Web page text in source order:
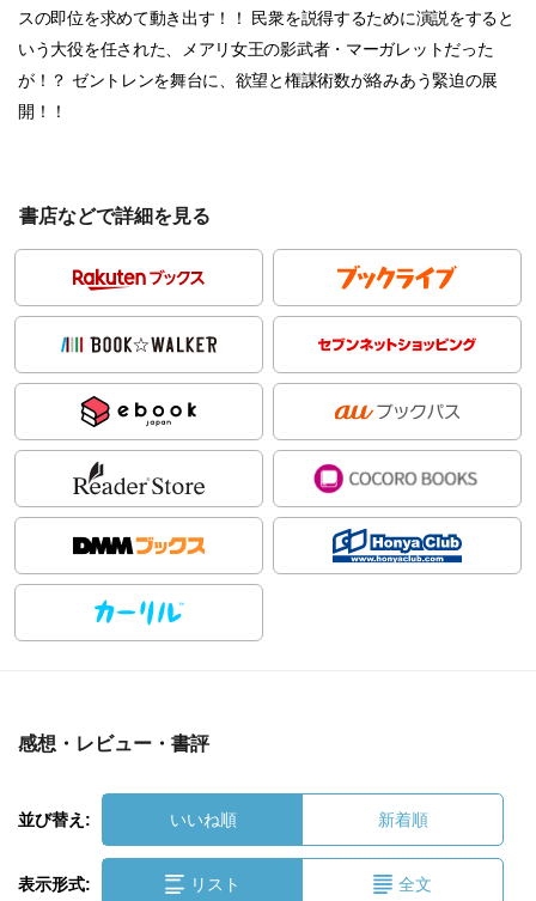
スの即位を求めて動き出す！！ 民衆を説得するために演説をすると
いう大役を任された、メアリ女王の影武者・マーガレットだった
が！？ ゼントレンを舞台に、欲望と権謀術数が絡みあう緊迫の展
開！！
書店などで詳細を見る
感想・レビュー・書評
並び替え: いいね順 新着順
表示形式: リスト 全文